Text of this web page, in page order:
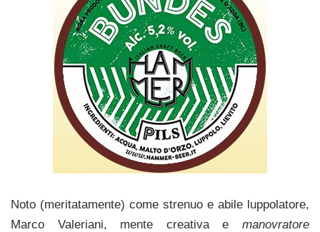
Noto (meritatamente) come strenuo e abile luppolatore,
Marco Valeriani, mente creativa e manovratore